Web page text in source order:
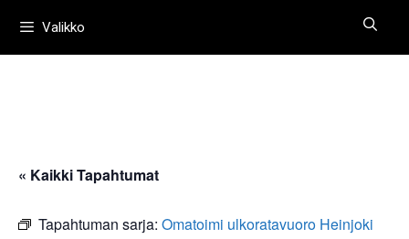
sisältöönValikko
« Kaikki Tapahtumat
Tapahtuman sarja: Omatoimi ulkoratavuoro Heinjoki